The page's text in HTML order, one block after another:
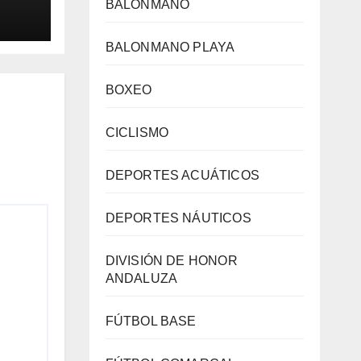
BALONMANO
BALONMANO PLAYA
BOXEO
CICLISMO
DEPORTES ACUÁTICOS
DEPORTES NÁUTICOS
DIVISIÓN DE HONOR
ANDALUZA
FÚTBOL BASE